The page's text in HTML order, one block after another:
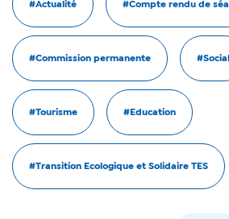
#Actualité #Compte rendu de
#Commission permanente #Social
#Tourisme #Education
#Transition Ecologique et Solidaire TES